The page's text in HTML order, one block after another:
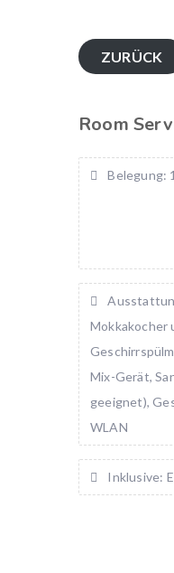
ZURÜCK
Room
Belegung:
Mokkakocher
Mix-Gerät,
geeignet),
WLAN
Inklusive: